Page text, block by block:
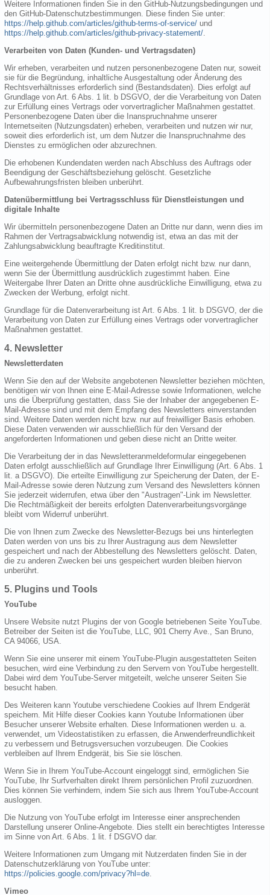
Weitere Informationen finden Sie in den GitHub-Nutzungsbedingungen und
den GitHub-Datenschutzbestimmungen. Diese finden Sie unter:
https://help.github.com/articles/github-terms-of-service/ und
https://help.github.com/articles/github-privacy-statement/.
Verarbeiten von Daten (Kunden- und Vertragsdaten)
Wir erheben, verarbeiten und nutzen personenbezogene Daten nur, soweit
sie für die Begründung, inhaltliche Ausgestaltung oder Änderung des
Rechtsverhältnisses erforderlich sind (Bestandsdaten). Dies erfolgt auf
Grundlage von Art. 6 Abs. 1 lit. b DSGVO, der die Verarbeitung von Daten
zur Erfüllung eines Vertrags oder vorvertraglicher Maßnahmen gestattet.
Personenbezogene Daten über die Inanspruchnahme unserer
Internetseiten (Nutzungsdaten) erheben, verarbeiten und nutzen wir nur,
soweit dies erforderlich ist, um dem Nutzer die Inanspruchnahme des
Dienstes zu ermöglichen oder abzurechnen.
Die erhobenen Kundendaten werden nach Abschluss des Auftrags oder
Beendigung der Geschäftsbeziehung gelöscht. Gesetzliche
Aufbewahrungsfristen bleiben unberührt.
Datenübermittlung bei Vertragsschluss für Dienstleistungen und
digitale Inhalte
Wir übermitteln personenbezogene Daten an Dritte nur dann, wenn dies im
Rahmen der Vertragsabwicklung notwendig ist, etwa an das mit der
Zahlungsabwicklung beauftragte Kreditinstitut.
Eine weitergehende Übermittlung der Daten erfolgt nicht bzw. nur dann,
wenn Sie der Übermittlung ausdrücklich zugestimmt haben. Eine
Weitergabe Ihrer Daten an Dritte ohne ausdrückliche Einwilligung, etwa zu
Zwecken der Werbung, erfolgt nicht.
Grundlage für die Datenverarbeitung ist Art. 6 Abs. 1 lit. b DSGVO, der die
Verarbeitung von Daten zur Erfüllung eines Vertrags oder vorvertraglicher
Maßnahmen gestattet.
4. Newsletter
Newsletterdaten
Wenn Sie den auf der Website angebotenen Newsletter beziehen möchten,
benötigen wir von Ihnen eine E-Mail-Adresse sowie Informationen, welche
uns die Überprüfung gestatten, dass Sie der Inhaber der angegebenen E-
Mail-Adresse sind und mit dem Empfang des Newsletters einverstanden
sind. Weitere Daten werden nicht bzw. nur auf freiwilliger Basis erhoben.
Diese Daten verwenden wir ausschließlich für den Versand der
angeforderten Informationen und geben diese nicht an Dritte weiter.
Die Verarbeitung der in das Newsletteranmeldeformular eingegebenen
Daten erfolgt ausschließlich auf Grundlage Ihrer Einwilligung (Art. 6 Abs. 1
lit. a DSGVO). Die erteilte Einwilligung zur Speicherung der Daten, der E-
Mail-Adresse sowie deren Nutzung zum Versand des Newsletters können
Sie jederzeit widerrufen, etwa über den "Austragen"-Link im Newsletter.
Die Rechtmäßigkeit der bereits erfolgten Datenverarbeitungsvorgänge
bleibt vom Widerruf unberührt.
Die von Ihnen zum Zwecke des Newsletter-Bezugs bei uns hinterlegten
Daten werden von uns bis zu Ihrer Austragung aus dem Newsletter
gespeichert und nach der Abbestellung des Newsletters gelöscht. Daten,
die zu anderen Zwecken bei uns gespeichert wurden bleiben hiervon
unberührt.
5. Plugins und Tools
YouTube
Unsere Website nutzt Plugins der von Google betriebenen Seite YouTube.
Betreiber der Seiten ist die YouTube, LLC, 901 Cherry Ave., San Bruno,
CA 94066, USA.
Wenn Sie eine unserer mit einem YouTube-Plugin ausgestatteten Seiten
besuchen, wird eine Verbindung zu den Servern von YouTube hergestellt.
Dabei wird dem YouTube-Server mitgeteilt, welche unserer Seiten Sie
besucht haben.
Des Weiteren kann Youtube verschiedene Cookies auf Ihrem Endgerät
speichern. Mit Hilfe dieser Cookies kann Youtube Informationen über
Besucher unserer Website erhalten. Diese Informationen werden u. a.
verwendet, um Videostatistiken zu erfassen, die Anwenderfreundlichkeit
zu verbessern und Betrugsversuchen vorzubeugen. Die Cookies
verbleiben auf Ihrem Endgerät, bis Sie sie löschen.
Wenn Sie in Ihrem YouTube-Account eingeloggt sind, ermöglichen Sie
YouTube, Ihr Surfverhalten direkt Ihrem persönlichen Profil zuzuordnen.
Dies können Sie verhindern, indem Sie sich aus Ihrem YouTube-Account
ausloggen.
Die Nutzung von YouTube erfolgt im Interesse einer ansprechenden
Darstellung unserer Online-Angebote. Dies stellt ein berechtigtes Interesse
im Sinne von Art. 6 Abs. 1 lit. f DSGVO dar.
Weitere Informationen zum Umgang mit Nutzerdaten finden Sie in der
Datenschutzerklärung von YouTube unter:
https://policies.google.com/privacy?hl=de
Vimeo